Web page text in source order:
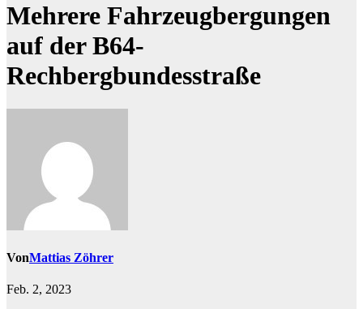
Mehrere Fahrzeugbergungen
auf der B64-
Rechbergbundesstraße
VonMattias Zöhrer
Feb. 2, 2023